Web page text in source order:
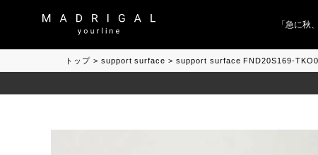
「急に秋、着
トップ support surface support surface FND20S169-